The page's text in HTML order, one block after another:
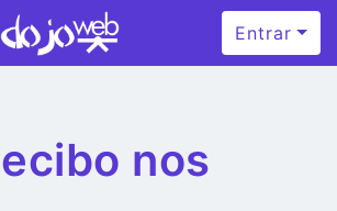
Entrar
nos